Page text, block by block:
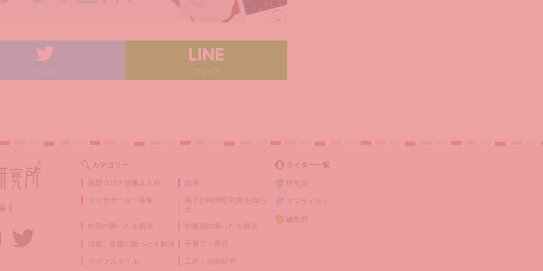
でシェア でシェア
カテゴリー
新型コロナ情報まとめ 絵本
ママサポーター募集
親子の時間研究所 お知ら
せ
妊活の困ったを解決 妊娠期の困ったを解決
出産、産後の困ったを解決 子育て・育児
ライフスタイル 工作・自由研究
ライター一覧
研究員
ママライター
編集部